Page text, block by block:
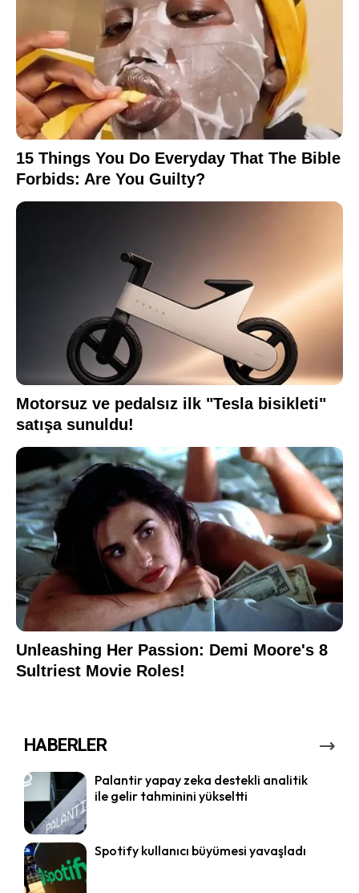
HABERLER
Palantir yapay zeka destekli analitik
ile gelir tahminini yükseltti
Spotify kullanıcı büyümesi yavaşladı